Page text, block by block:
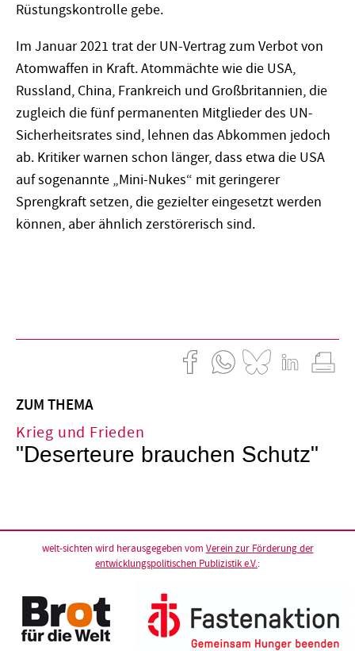
Rüstungskontrolle gebe.
Im Januar 2021 trat der UN-Vertrag zum Verbot von
Atomwaffen in Kraft. Atommächte wie die USA,
Russland, China, Frankreich und Großbritannien, die
zugleich die fünf permanenten Mitglieder des UN-
Sicherheitsrates sind, lehnen das Abkommen jedoch
ab. Kritiker warnen schon länger, dass etwa die USA
auf sogenannte „Mini-Nukes“ mit geringerer
Sprengkraft setzen, die gezielter eingesetzt werden
können, aber ähnlich zerstörerisch sind.
ZUM THEMA
Krieg und Frieden
"Deserteure brauchen Schutz"
welt-sichten wird herausgegeben vom Verein zur Förderung der
entwicklungspolitischen Publizistik e.V.: